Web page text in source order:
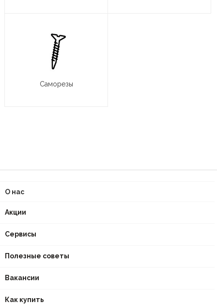
Саморезы
О нас
Акции
Сервисы
Полезные советы
Вакансии
Как купить